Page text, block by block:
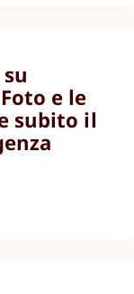
e le
subito il